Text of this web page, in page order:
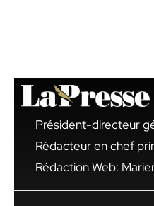
Président-directeur
Rédacteur en chef
Rédaction Web: